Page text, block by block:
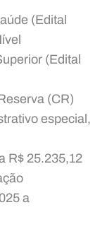
(Edital
(Edital
(CR)
especial,
R$ 25.235,12
a